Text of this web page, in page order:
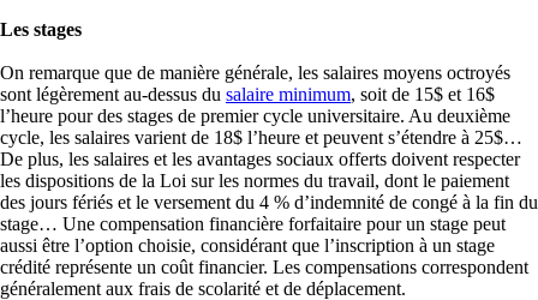
Les stages
On remarque que de manière générale, les salaires moyens octroyés
sont légèrement au-dessus du salaire minimum, soit de 15$ et 16$
l’heure pour des stages de premier cycle universitaire. Au deuxième
cycle, les salaires varient de 18$ l’heure et peuvent s’étendre à 25$…
De plus, les salaires et les avantages sociaux offerts doivent respecter
les dispositions de la Loi sur les normes du travail, dont le paiement
des jours fériés et le versement du 4 % d’indemnité de congé à la fin du
stage… Une compensation financière forfaitaire pour un stage peut
aussi être l’option choisie, considérant que l’inscription à un stage
crédité représente un coût financier. Les compensations correspondent
généralement aux frais de scolarité et de déplacement.